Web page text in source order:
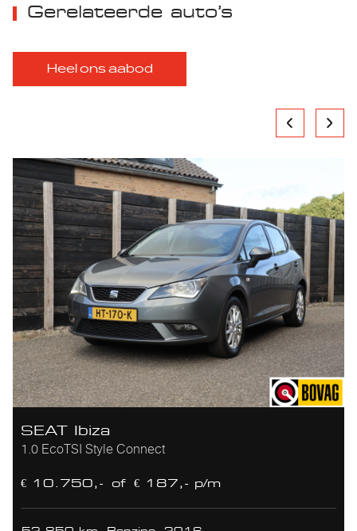
Gerelateerde auto’s
Heel ons aabod
SEAT Ibiza
1.0 EcoTSI Style Connect
€ 10.750,- of € 187,- p/m